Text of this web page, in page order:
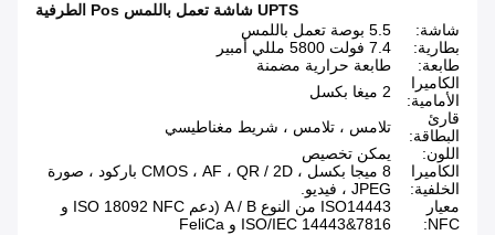
UPTS شاشة تعمل باللمس Pos الطرفية
شاشة:
5.5 بوصة تعمل باللمس
بطارية:
7.4 فولت 5800 مللي أمبير
طابعة:
طابعة حرارية مضمنة
الكاميرا
الأمامية:
2 ميغا بكسل
قارئ
البطاقة:
تلامس ، تلامس ، شريط مغناطيسي
اللون:
يمكن تخصيص
الكاميرا
الخلفية:
8 ميجا بكسل ، CMOS ، AF ، QR / 2D باركود ، صورة
JPEG ، فيديو.
معيار
NFC:
ISO14443 من النوع A / B (دعم ISO 18092 NFC و
ISO/IEC 14443&7816 و FeliCa